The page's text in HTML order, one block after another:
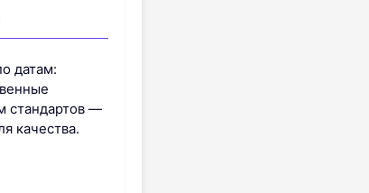
датам:
стандартов —
качества.